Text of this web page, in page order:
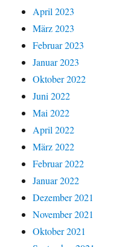
April 2023
März 2023
Februar 2023
Januar 2023
Oktober 2022
Juni 2022
Mai 2022
April 2022
März 2022
Februar 2022
Januar 2022
Dezember 2021
November 2021
Oktober 2021